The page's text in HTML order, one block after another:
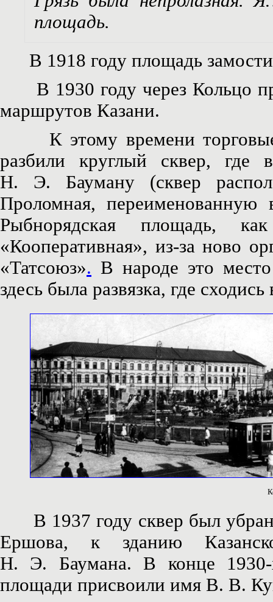
площадь.
В 1918 году площадь
В 1930 году через Кольцо
маршрутов Казани.
К этому времени торговые
разбили круглый сквер, где
Н. Э. Бауману (сквер
Проломная,
Рыбнорядская площадь,
«Кооперативная», из-за ново
«Татсоюз». В народе это
здесь была развязка, где
В 1937 году сквер был
Ершова, к зданию
Н. Э. Баумана. В конце 1930-
площади присвоили имя В. В.